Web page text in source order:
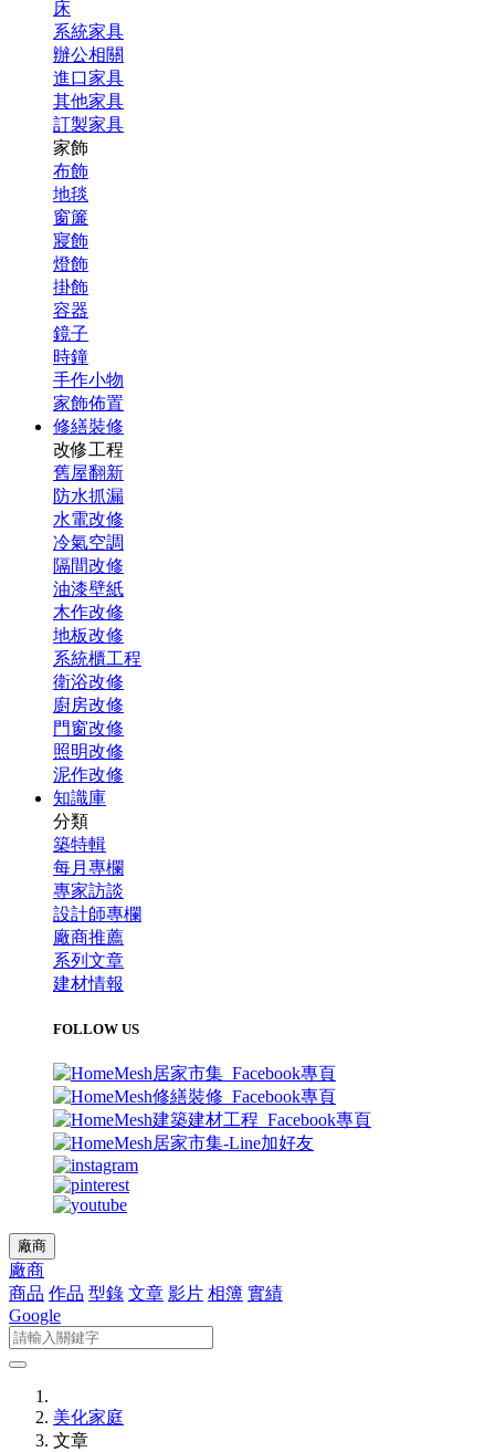
床
系統家具
辦公相關
進口家具
其他家具
訂製家具
家飾
布飾
地毯
窗簾
寢飾
燈飾
掛飾
容器
鏡子
時鐘
手作小物
家飾佈置
修繕裝修
改修工程
舊屋翻新
防水抓漏
水電改修
冷氣空調
隔間改修
油漆壁紙
木作改修
地板改修
系統櫃工程
衛浴改修
廚房改修
門窗改修
照明改修
泥作改修
知識庫
分類
築特輯
每月專欄
專家訪談
設計師專欄
廠商推薦
系列文章
建材情報
FOLLOW US
廠商
廠商
商品 作品 型錄 文章 影片 相簿 實績
Google
美化家庭
文章